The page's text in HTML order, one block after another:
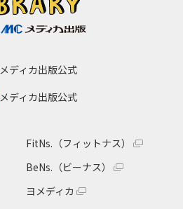
メディカ出版公式
メディカ出版公式
FitNs.（フィットナス）
BeNs.（ビーナス）
ヨメディカ